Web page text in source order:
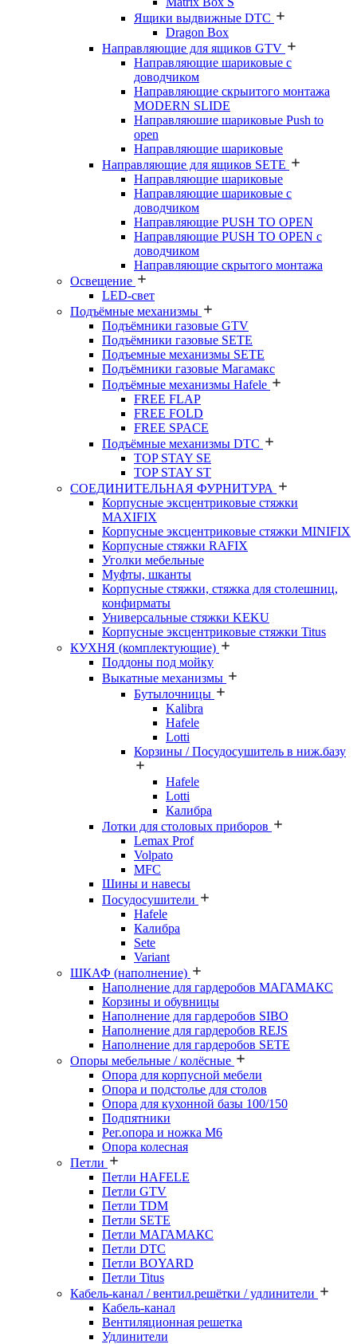
Ящики выдвижные DTC
Dragon Box
Направляющие для ящиков GTV
Направляющие шариковые с
доводчиком
Направляющие скрыитого монтажа
MODERN SLIDE
Направляюшие шариковые Push to
open
Направляющие шариковые
Направляющие для ящиков SETE
Направляющие шариковые
Направляющие шариковые с
доводчиком
Направляющие PUSH TO OPEN
Направляющие PUSH TO OPEN с
доводчиком
Направляющие скрытого монтажа
Освещение
LED-свет
Подъёмные механизмы
Подъёмники газовые GTV
Подъёмники газовые SETE
Подъемные механизмы SETE
Подъёмники газовые Магамакс
Подъёмные механизмы Hafele
FREE FLAP
FREE FOLD
FREE SPACE
Подъёмные механизмы DTC
TOP STAY SE
TOP STAY ST
СОЕДИНИТЕЛЬНАЯ ФУРНИТУРА
Корпусные эксцентриковые стяжки
MAXIFIX
Корпусные эксцентриковые стяжки MINIFIX
Корпусные стяжки RAFIX
Уголки мебельные
Муфты, шканты
Корпусные стяжки, стяжка для столешниц,
конфирматы
Универсальные стяжки KEKU
Корпусные эксцентриковые стяжки Titus
КУХНЯ (комплектующие)
Поддоны под мойку
Выкатные механизмы
Бутылочницы
Kalibra
Hafele
Lotti
Корзины / Посудосушитель в ниж.базу
Hafele
Lotti
Калибра
Лотки для столовых приборов
Lemax Prof
Volpato
MFC
Шины и навесы
Посудосушители
Hafele
Калибра
Sete
Variant
ШКАФ (наполнение)
Наполнение для гардеробов МАГАМАКС
Корзины и обувницы
Наполнение для гардеробов SIBO
Наполнение для гардеробов REJS
Наполнение для гардеробов SETE
Опоры мебельные / колёсные
Опора для корпусной мебели
Опора и подстолье для столов
Опора для кухонной базы 100/150
Подпятники
Рег.опора и ножка М6
Опора колесная
Петли
Петли HAFELE
Петли GTV
Петли TDM
Петли SETE
Петли МАГАМАКС
Петли DTC
Петли BOYARD
Петли Titus
Кабель-канал / вентил.решётки / удлинители
Кабель-канал
Вентиляционная решетка
Удлинители